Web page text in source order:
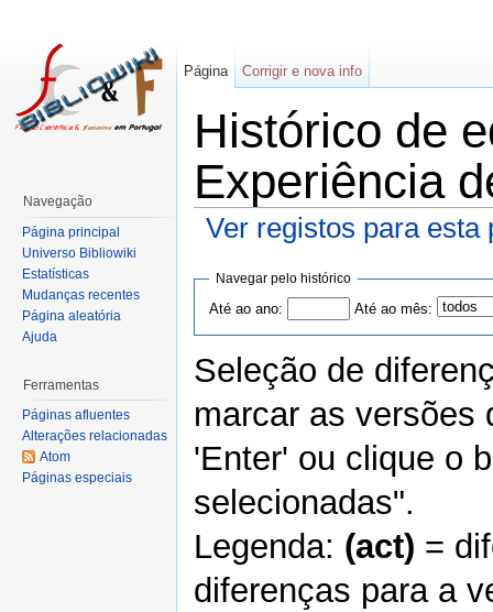
Histórico de
Experiência
Ver registos para esta
Navegar pelo histórico
Até ao ano: Até ao mês:
Seleção de
marcar as versões
'Enter' ou clique o
selecionadas".
Legenda: (act) =
diferenças para a
Página Corrigir e nova info
Navegação
Página principal
Universo Bibliowiki
Estatísticas
Mudanças recentes
Página aleatória
Ajuda
Ferramentas
Páginas afluentes
Alterações relacionadas
Atom
Páginas especiais